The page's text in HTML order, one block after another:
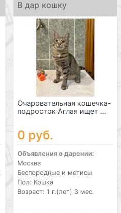
В дар кошку
Очаровательная кошечка-
подросток Аглая ищет ...
0 руб.
Объявления о дарении:
Москва
Беспородные и метисы
Пол: Кошка
Возраст: 1 г.(лет) 3 мес.